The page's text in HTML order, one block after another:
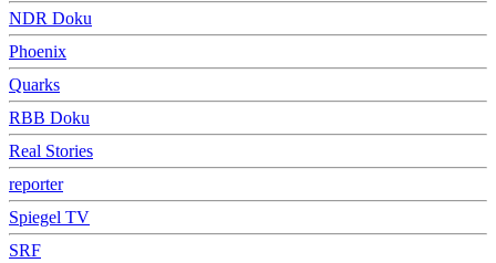
NDR Doku
Phoenix
Quarks
RBB Doku
Real Stories
reporter
Spiegel TV
SRF